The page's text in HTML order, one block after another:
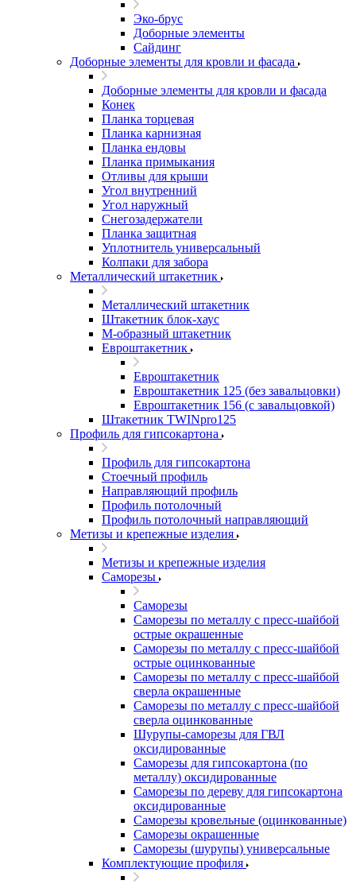
Эко-брус
Доборные элементы
Сайдинг
Доборные элементы для кровли и фасада
Доборные элементы для кровли и фасада
Конек
Планка торцевая
Планка карнизная
Планка ендовы
Планка примыкания
Отливы для крыши
Угол внутренний
Угол наружный
Снегозадержатели
Планка защитная
Уплотнитель универсальный
Колпаки для забора
Металлический штакетник
Металлический штакетник
Штакетник блок-хаус
М-образный штакетник
Евроштакетник
Евроштакетник
Евроштакетник 125 (без завальцовки)
Евроштакетник 156 (с завальцовкой)
Штакетник TWINpro125
Профиль для гипсокартона
Профиль для гипсокартона
Стоечный профиль
Направляющий профиль
Профиль потолочный
Профиль потолочный направляющий
Метизы и крепежные изделия
Метизы и крепежные изделия
Саморезы
Саморезы
Саморезы по металлу с пресс-шайбой
острые окрашенные
Саморезы по металлу с пресс-шайбой
острые оцинкованные
Саморезы по металлу с пресс-шайбой
сверла окрашенные
Саморезы по металлу с пресс-шайбой
сверла оцинкованные
Шурупы-саморезы для ГВЛ
оксидированные
Саморезы для гипсокартона (по
металлу) оксидированные
Саморезы по дереву для гипсокартона
оксидированные
Саморезы кровельные (оцинкованные)
Саморезы окрашенные
Саморезы (шурупы) универсальные
Комплектующие профиля